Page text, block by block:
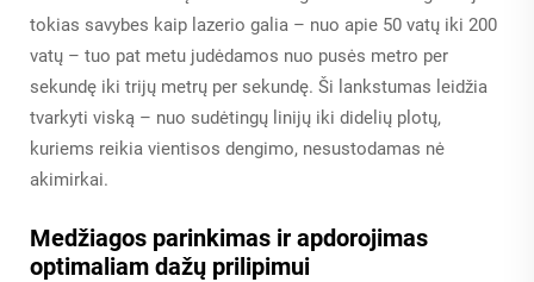
tokias savybes kaip lazerio galia – nuo apie 50 vatų iki 200
vatų – tuo pat metu judėdamos nuo pusės metro per
sekundę iki trijų metrų per sekundę. Ši lankstumas leidžia
tvarkyti viską – nuo sudėtingų linijų iki didelių plotų,
kuriems reikia vientisos dengimo, nesustodamas nė
akimirkai.
Medžiagos parinkimas ir apdorojimas
optimaliam dažų prilipimui